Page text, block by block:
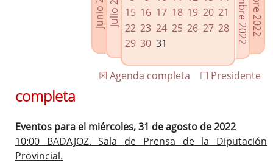
Agenda de Presidencia
Plenos provinciales y Juntas de gobierno
Oficina de Proyectos Europeos
15 16 17 18 19 20 21
22 23 24 25 26 27 28
29 30 31
☐ Presidente
☒ Agenda completa
completa
Eventos para el miércoles, 31 de agosto de 2022
10:00 BADAJOZ. Sala de Prensa de la Diputación
Provincial.